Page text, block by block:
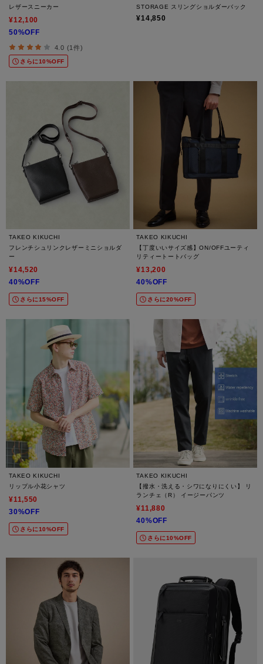
レザースニーカー
¥12,100
50%OFF
4.0 (1件)
さらに10%OFF
STORAGE スリングショルダーバック
¥14,850
TAKEO KIKUCHI
フレンチシュリンクレザーミニショルダ
ー
¥14,520
40%OFF
さらに15%OFF
TAKEO KIKUCHI
【丁度いいサイズ感】ON/OFFユーティ
リティートートバッグ
¥13,200
40%OFF
さらに20%OFF
TAKEO KIKUCHI
リップル小花シャツ
¥11,550
30%OFF
さらに10%OFF
TAKEO KIKUCHI
【撥水・洗える・シワになりにくい】 リ
ランチェ（R） イージーパンツ
¥11,880
40%OFF
さらに10%OFF